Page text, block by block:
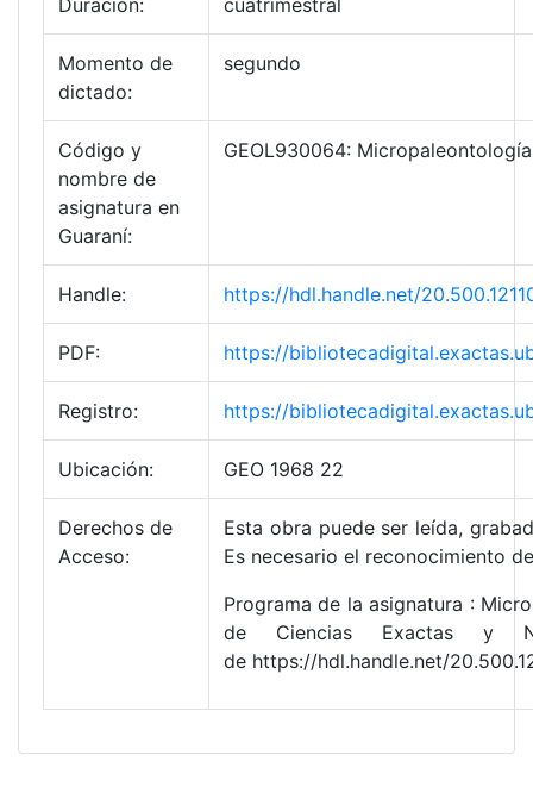
Duración: cuatrimestral
Momento de
dictado:
segundo
Código y
nombre de
asignatura en
Guaraní:
GEOL930064: Micropaleontología
Handle: https://hdl.handle.net/
PDF: https://
Registro: https://
Ubicación: GEO 1968 22
Derechos de
Acceso:
Esta obra puede ser leída,
Es necesario el reconocimiento
Programa de la asignatura :
de Ciencias Exactas y
de https://hdl.handle.net/